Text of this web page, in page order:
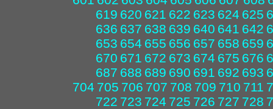
619 620 621 622 623 624 625
636 637 638 639 640 641 642
653 654 655 656 657 658 659
670 671 672 673 674 675 676
687 688 689 690 691 692 693
704 705 706 707 708 709 710 711
722 723 724 725 726 727 728